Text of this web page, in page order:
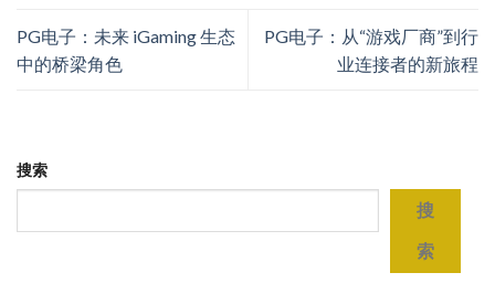
PG电子：未来 iGaming 生态
中的桥梁角色
PG电子：从“游戏厂商”到行
业连接者的新旅程
搜索
搜
索